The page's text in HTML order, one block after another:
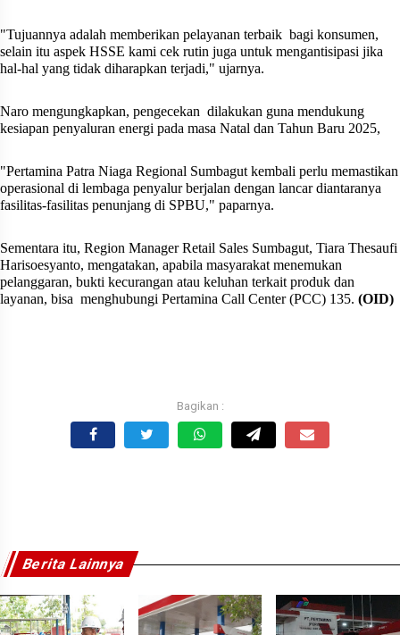
"Tujuannya adalah memberikan pelayanan terbaik bagi konsumen,
selain itu aspek HSSE kami cek rutin juga untuk mengantisipasi jika
hal-hal yang tidak diharapkan terjadi," ujarnya.
Naro mengungkapkan, pengecekan dilakukan guna mendukung
kesiapan penyaluran energi pada masa Natal dan Tahun Baru 2025,
"Pertamina Patra Niaga Regional Sumbagut kembali perlu memastikan
operasional di lembaga penyalur berjalan dengan lancar diantaranya
fasilitas-fasilitas penunjang di SPBU," paparnya.
Sementara itu, Region Manager Retail Sales Sumbagut, Tiara Thesaufi
Harisoesyanto, mengatakan, apabila masyarakat menemukan
pelanggaran, bukti kecurangan atau keluhan terkait produk dan
layanan, bisa menghubungi Pertamina Call Center (PCC) 135. (OID)
Berita Lainnya